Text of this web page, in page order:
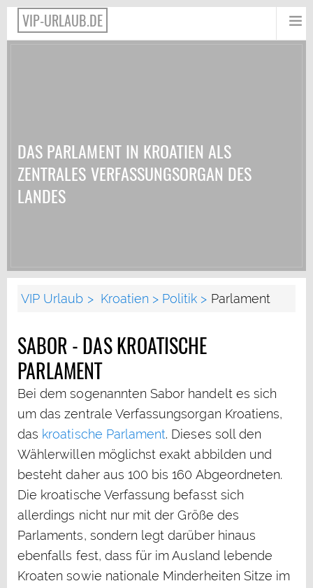
VIP-URLAUB.DE
DAS PARLAMENT IN KROATIEN ALS
ZENTRALES VERFASSUNGSORGAN DES
LANDES
VIP Urlaub Kroatien Politik Parlament
SABOR - DAS KROATISCHE
PARLAMENT
Bei dem sogenannten Sabor handelt es sich
um das zentrale Verfassungsorgan Kroatiens,
das kroatische Parlament. Dieses soll den
Wählerwillen möglichst exakt abbilden und
besteht daher aus 100 bis 160 Abgeordneten.
Die kroatische Verfassung befasst sich
allerdings nicht nur mit der Größe des
Parlaments, sondern legt darüber hinaus
ebenfalls fest, dass für im Ausland lebende
Kroaten sowie nationale Minderheiten Sitze im